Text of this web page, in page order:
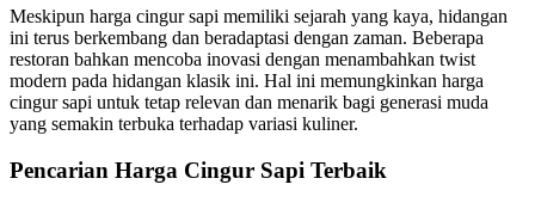
Meskipun harga cingur sapi memiliki sejarah yang kaya, hidangan
ini terus berkembang dan beradaptasi dengan zaman. Beberapa
restoran bahkan mencoba inovasi dengan menambahkan twist
modern pada hidangan klasik ini. Hal ini memungkinkan harga
cingur sapi untuk tetap relevan dan menarik bagi generasi muda
yang semakin terbuka terhadap variasi kuliner.
Pencarian Harga Cingur Sapi Terbaik